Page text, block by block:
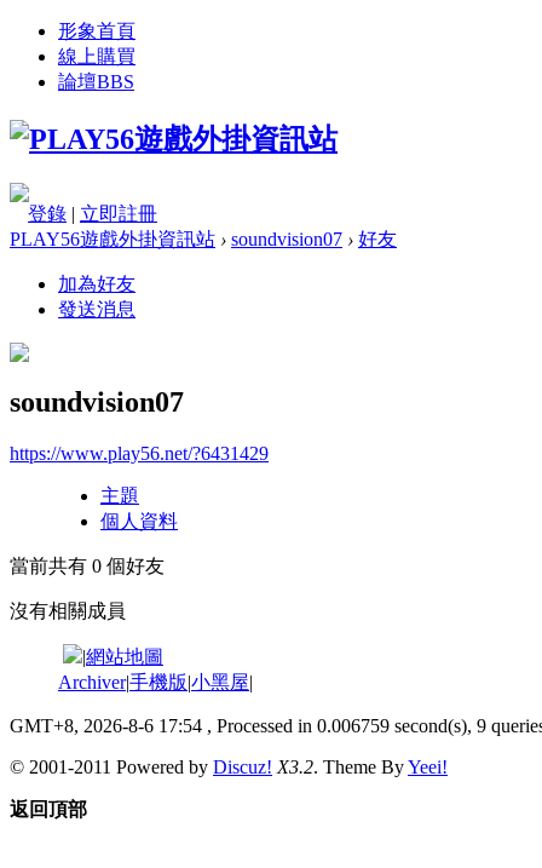
形象首頁
線上購買
論壇BBS
登錄 | 立即註冊
PLAY56遊戲外掛資訊站 › soundvision07 › 好友
加為好友
發送消息
soundvision07
https://www.play56.net/?6431429
主題
個人資料
當前共有 0 個好友
沒有相關成員
|網站地圖
Archiver|手機版|小黑屋|
GMT+8, 2026-8-6 17:54 , Processed in 0.006759 second(s), 9
© 2001-2011 Powered by Discuz! X3.2. Theme ByYeei!
返回頂部